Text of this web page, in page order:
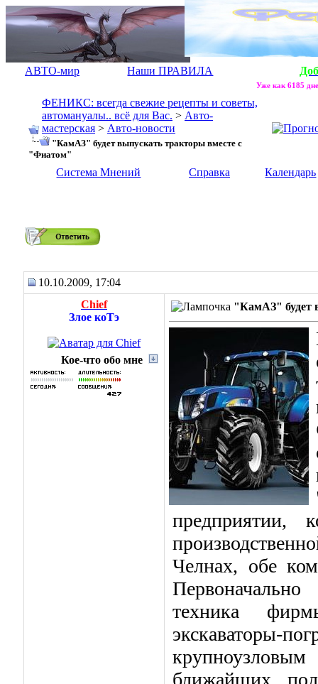
АВТО-мир Наши ПРАВИЛА
Уже как 6185
ФЕНИКС: всегда свежие рецепты и советы,
автомануалы.. всё для Вас. > Авто-
мастерская > Авто-новости
"КамАЗ" будет выпускать тракторы вместе с
"Фиатом"
Система Мнений Справка Календарь
10.10.2009, 17:04
Chief
Злое коТэ
Кое-что обо мне
"КамАЗ" будет
предприятии,
Челнах, обе
Первоначально
техника
ближайших